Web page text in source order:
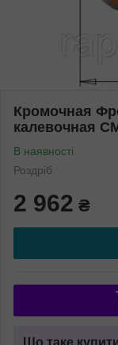
Кромочная
калевочная
В наявності
Роздріб
2 962 ₴
Що таке